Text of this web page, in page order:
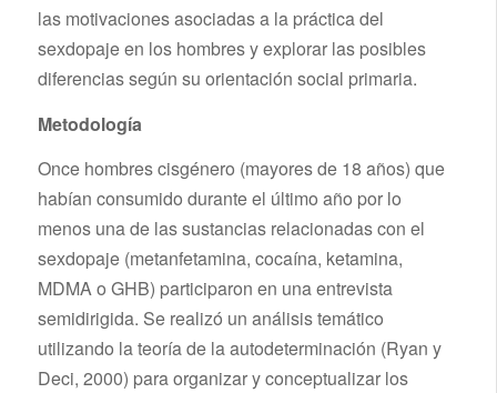
las motivaciones asociadas a la práctica del
sexdopaje en los hombres y explorar las posibles
diferencias según su orientación social primaria.
Metodología
Once hombres cisgénero (mayores de 18 años) que
habían consumido durante el último año por lo
menos una de las sustancias relacionadas con el
sexdopaje (metanfetamina, cocaína, ketamina,
MDMA o GHB) participaron en una entrevista
semidirigida. Se realizó un análisis temático
utilizando la teoría de la autodeterminación (Ryan y
Deci, 2000) para organizar y conceptualizar los